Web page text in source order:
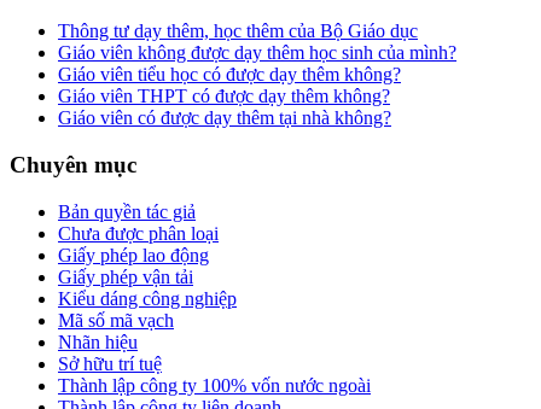
Thông tư dạy thêm, học thêm của Bộ Giáo dục
Giáo viên không được dạy thêm học sinh của mình?
Giáo viên tiểu học có được dạy thêm không?
Giáo viên THPT có được dạy thêm không?
Giáo viên có được dạy thêm tại nhà không?
Chuyên mục
Bản quyền tác giả
Chưa được phân loại
Giấy phép lao động
Giấy phép vận tải
Kiểu dáng công nghiệp
Mã số mã vạch
Nhãn hiệu
Sở hữu trí tuệ
Thành lập công ty 100% vốn nước ngoài